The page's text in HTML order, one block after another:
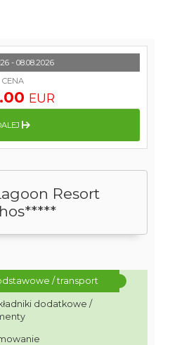
Resort
/ transport
dodatkowe /
- 08.08.2026
CENA
EUR